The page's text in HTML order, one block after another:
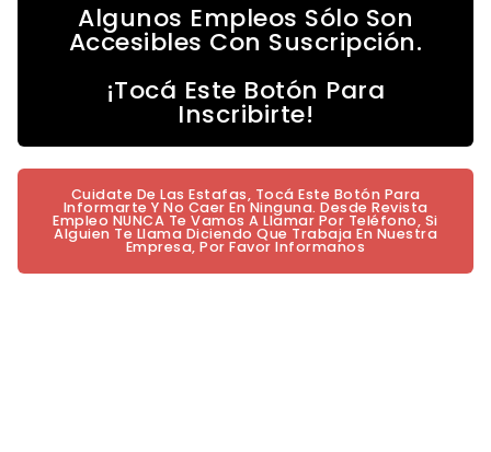
Algunos Empleos Sólo Son
Accesibles Con Suscripción.
¡Tocá Este Botón Para
Inscribirte!
Cuidate De Las Estafas, Tocá Este Botón Para
Informarte Y No Caer En Ninguna. Desde Revista
Empleo NUNCA Te Vamos A Llamar Por Teléfono, Si
Alguien Te Llama Diciendo Que Trabaja En Nuestra
Empresa, Por Favor Informanos